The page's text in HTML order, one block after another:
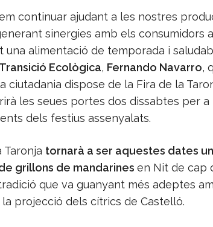
continuar ajudant a les nostres
sinergies amb els consumidors
una alimentació de temporada i
Transició Ecològica, Fernando Navarro,
ciutadania dispose de la Fira de la
les seues portes dos dissabtes per a
dels festius assenyalats.
Taronja tornarà a ser aquestes dates
grillons de mandarines en Nit de cap
que va guanyant més adeptes
projecció dels cítrics de Castelló.